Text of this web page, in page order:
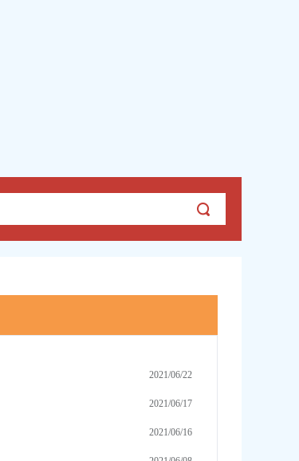
2021/06/22
2021/06/17
2021/06/16